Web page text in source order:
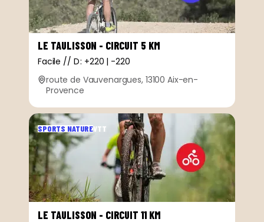
LE TAULISSON - CIRCUIT 5 KM
Facile // D : +220 | -220
route de Vauvenargues, 13100 Aix-en-
Provence
LE TAULISSON - CIRCUIT 11 KM
SPORTS NATUREVTT